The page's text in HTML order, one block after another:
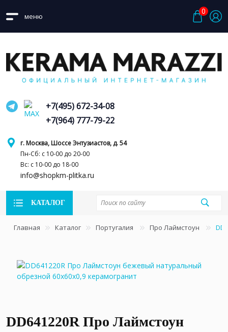
меню
0
г. Москва, Шоссе Энтузиастов, д. 54
Пн-Сб: с 10-00 до 20-00
Вс: с 10-00 до 18-00
info@shopkm-plitka.ru
+7(495) 672-34-08
+7(964) 777-79-22
КАТАЛОГ
Главная Каталог Португалия Про Лаймстоун
DD641220R Про Лаймстоун